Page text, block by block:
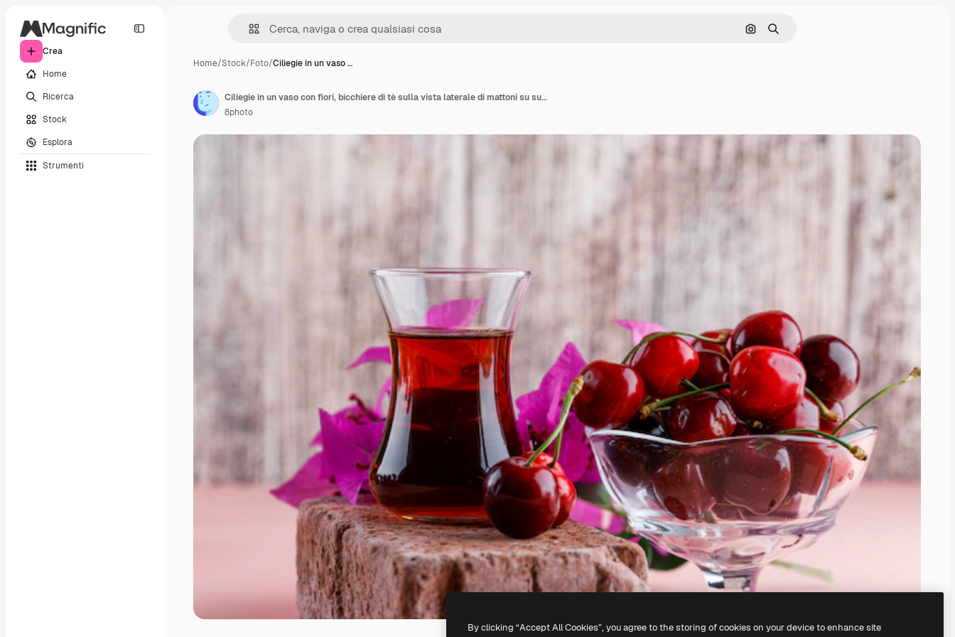
Crea
Home
Ricerca
Stock
Esplora
Strumenti
Cerca per immagine
Ricerca
Home/Stock/Foto/Ciliegie in un vaso …
Ciliegie in un vaso con fiori, bicchiere di tè sulla vista laterale di mattoni su superficie rosa e sgangherata
8photo
By clicking “Accept All Cookies”, you agree to the storing of cookies on your device to enhance site